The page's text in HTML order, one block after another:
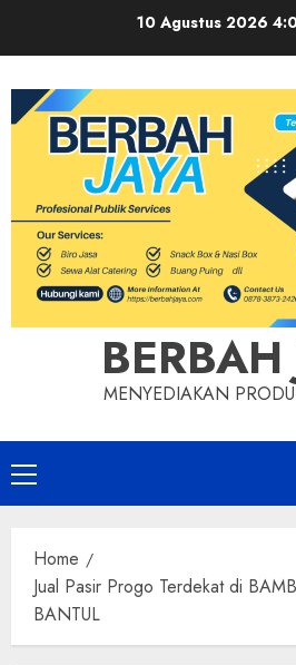
10 Agustus 2026
BERBAH
MENYEDIAKAN
Primary
Menu
Home
Jual Pasir Progo Terdekat di
BANTUL